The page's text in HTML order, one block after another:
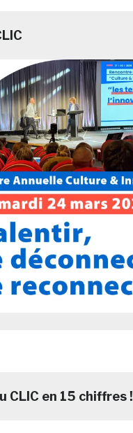
CLIC en 15 chiffres !